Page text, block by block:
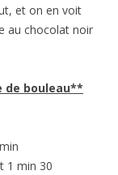
et on en voit
au chocolat noir
de bouleau**
1 min 30